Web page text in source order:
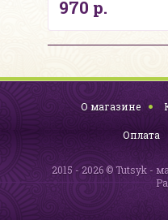
970 р.
О магазине
Оплата
2015 - 2026 © Tutsyk -